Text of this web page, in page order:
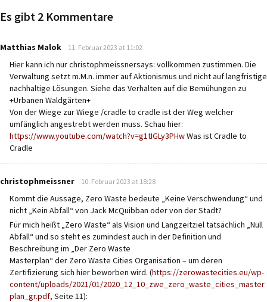
Es gibt 2 Kommentare
Matthias Malok says:
11. Februar 2023 at 11:02
Hier kann ich nur christophmeissnersays: vollkommen zustimmen. Die
Verwaltung setzt m.M.n. immer auf Aktionismus und nicht auf langfristige
nachhaltige Lösungen. Siehe das Verhalten auf die Bemühungen zu
+Urbanen Waldgärten+
Von der Wiege zur Wiege /cradle to cradle ist der Weg welcher
umfänglich angestrebt werden muss. Schau hier:
https://www.youtube.com/watch?v=g1tIGLy3PHwWas ist Cradle to
Cradle
christophmeissner says:
10. Februar 2023 at 18:28
Kommt die Aussage, Zero Waste bedeute „Keine Verschwendung“ und
nicht „Kein Abfall“ von Jack McQuibban oder von der Stadt?
Für mich heißt „Zero Waste“ als Vision und Langzeitziel tatsächlich „Null
Abfall“ und so steht es zumindest auch in der Definition und
Beschreibung im „Der Zero Waste
Masterplan“ der Zero Waste Cities Organisation – um deren
Zertifizierung sich hier beworben wird. (https://zerowastecities.eu/wp-
content/uploads/2021/01/2020_12_10_zwe_zero_waste_cities_master
plan_gr.pdf, Seite 11):